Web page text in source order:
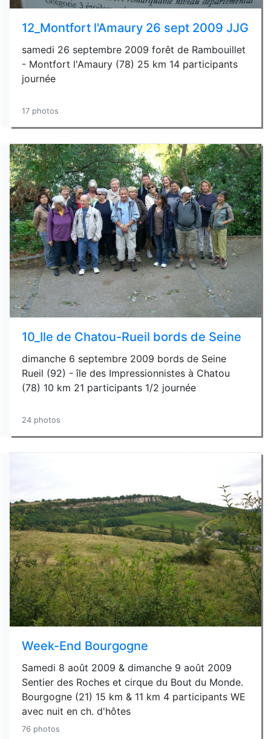
12_Montfort l'Amaury 26 sept 2009 JJG
samedi 26 septembre 2009 forêt de Rambouillet
- Montfort l'Amaury (78) 25 km 14 participants
journée
17 photos
10_Ile de Chatou-Rueil bords de Seine
dimanche 6 septembre 2009 bords de Seine
Rueil (92) - île des Impressionnistes à Chatou
(78) 10 km 21 participants 1/2 journée
24 photos
Week-End Bourgogne
Samedi 8 août 2009 & dimanche 9 août 2009
Sentier des Roches et cirque du Bout du Monde.
Bourgogne (21) 15 km & 11 km 4 participants WE
avec nuit en ch. d'hôtes
76 photos